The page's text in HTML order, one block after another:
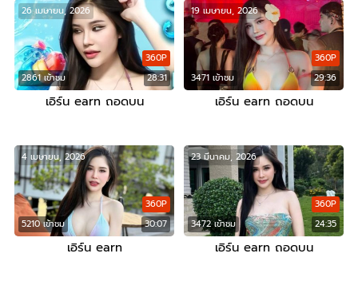
2861 เข้าชม 28:31
360P
26 เมษายน, 2026
เอิร์น earn ถอดบน
3471 เข้าชม 29:36
360P
19 เมษายน, 2026
เอิร์น earn ถอดบน
5210 เข้าชม 30:07
360P
4 เมษายน, 2026
เอิร์น earn
3472 เข้าชม 24:35
360P
23 มีนาคม, 2026
เอิร์น earn ถอดบน